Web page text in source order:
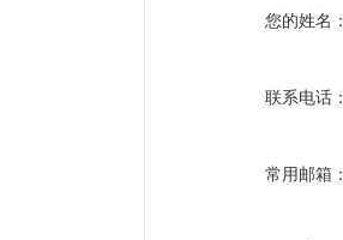
您的姓名：
联系电话：
常用邮箱：